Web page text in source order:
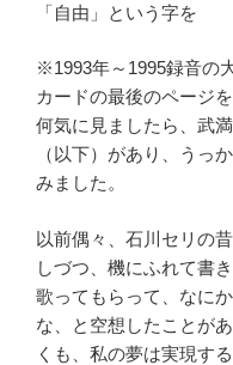
「自由」という字を
※1993年～1995録音の
カードの最後のページ
何気に見ましたら、武
（以下）があり、うっ
みました。
以前偶々、石川セリの
しづつ、機にふれて書
歌ってもらって、なに
な、と空想したことが
くも、私の夢は実現す